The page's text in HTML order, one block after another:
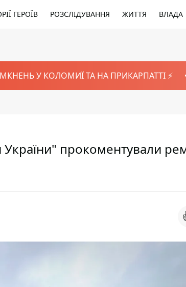
ГЕРОЇВ РОЗСЛІДУВАННЯ ЖИТТЯ ВЛАДА
У КОЛОМИЇ ТА НА ПРИКАРПАТТІ ⚡️
України" прокоментували